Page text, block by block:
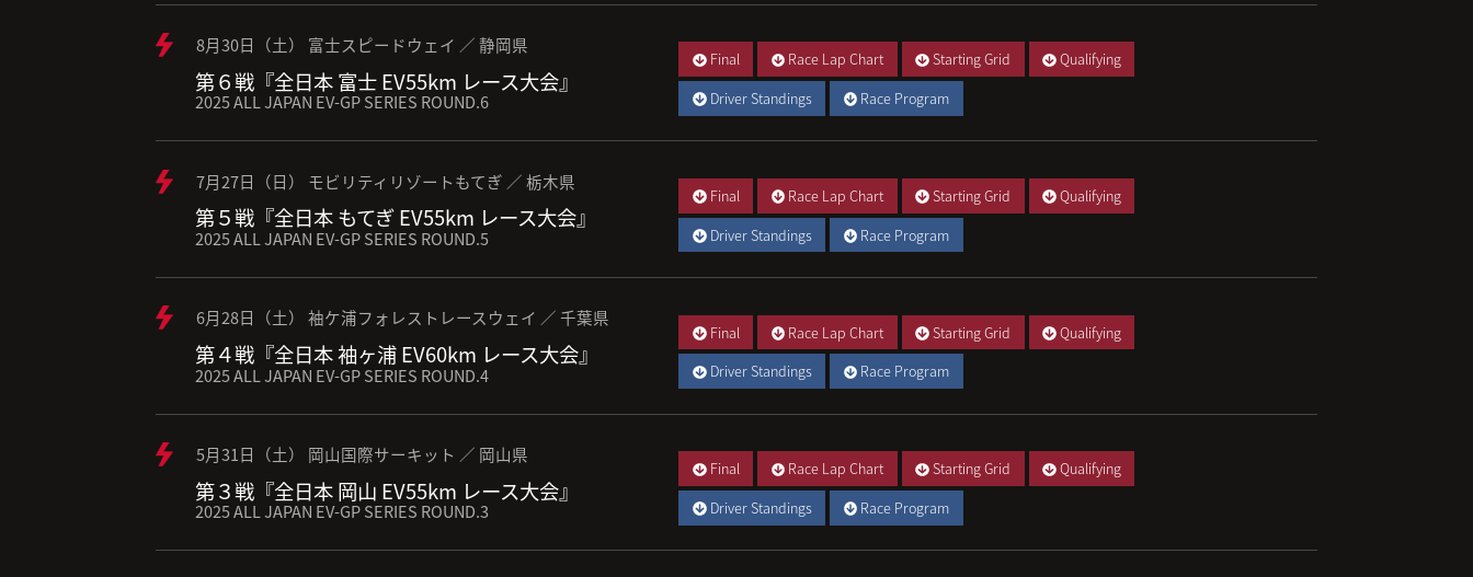
8月30日（土） 富士スピードウェイ ／ 静岡県
第６戦『全日本 富士 EV55km レース大会』
2025 ALL JAPAN EV-GP SERIES ROUND.6
Final Race Lap Chart Starting Grid
Qualifying
Driver Standings
Race Program
7月27日（日） モビリティリゾートもてぎ ／ 栃木県
第５戦『全日本 もてぎ EV55km レース大会』
2025 ALL JAPAN EV-GP SERIES ROUND.5
Final Race Lap Chart Starting Grid
Qualifying
Driver Standings
Race Program
6月28日（土） 袖ケ浦フォレストレースウェイ ／ 千葉県
第４戦『全日本 袖ヶ浦 EV60km レース大会』
2025 ALL JAPAN EV-GP SERIES ROUND.4
Final Race Lap Chart Starting Grid
Qualifying
Driver Standings
Race Program
5月31日（土） 岡山国際サーキット ／ 岡山県
第３戦『全日本 岡山 EV55km レース大会』
2025 ALL JAPAN EV-GP SERIES ROUND.3
Final Race Lap Chart Starting Grid
Qualifying
Driver Standings
Race Program